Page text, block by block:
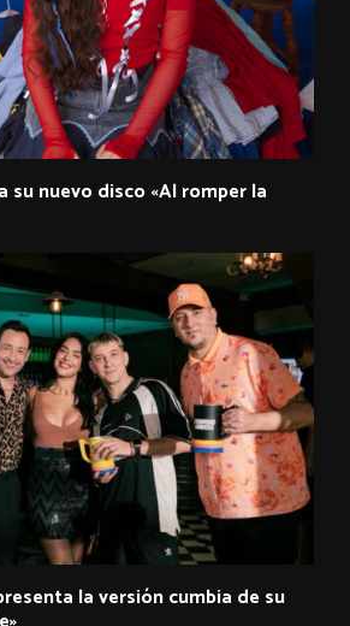
su nuevo disco «Al romper la
la versión cumbia de su